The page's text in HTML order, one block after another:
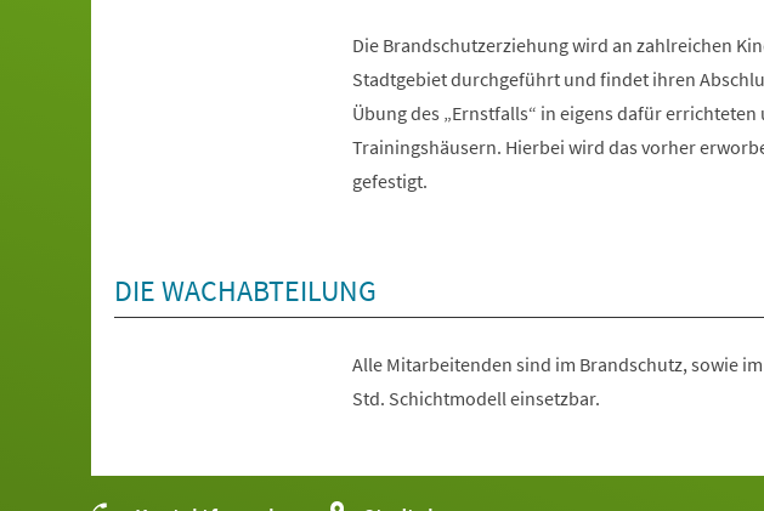
Die Brandschutzerziehung wird an zahlreichen
Stadtgebiet durchgeführt und findet ihren
Übung des „Ernstfalls“ in eigens dafür
Trainingshäusern. Hierbei wird das vorher
gefestigt.
DIE WACHABTEILUNG
Alle Mitarbeitenden sind im Brandschutz, sowie
Std. Schichtmodell einsetzbar.